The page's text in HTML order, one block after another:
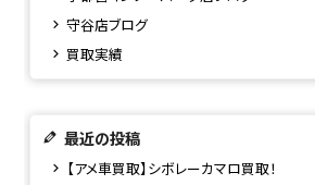
守谷店ブログ
買取実績
最近の投稿
【アメ車買取】シボレーカマロ買取！